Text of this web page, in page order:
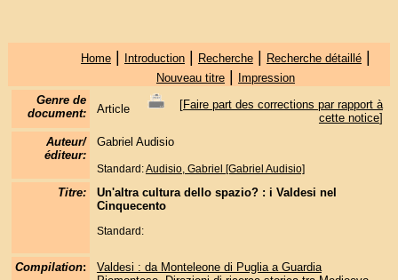
Home| Introduction| Recherche| Recherche détaillé|
Nouveau titre|
Impression
Genre de
document:
Article [Faire part des corrections par rapport à
cette notice]
Auteur/
éditeur:
Gabriel Audisio
Standard:Audisio, Gabriel [Gabriel Audisio]
Titre:
Un'altra cultura dello spazio? : i Valdesi nel
Cinquecento
Standard:
Compilation:
Valdesi : da Monteleone di Puglia a Guardia